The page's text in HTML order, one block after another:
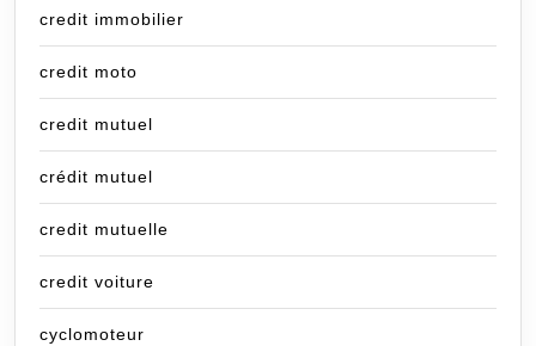
credit immobilier
credit moto
credit mutuel
crédit mutuel
credit mutuelle
credit voiture
cyclomoteur